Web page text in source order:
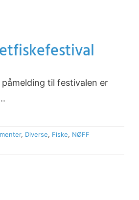
til festivalen er
, Diverse, Fiske, NØFF